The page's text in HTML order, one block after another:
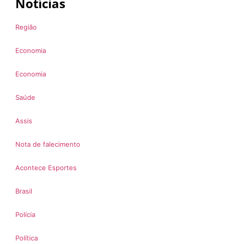
Região
Economia
Economia
Saúde
Assis
Nota de falecimento
Acontece Esportes
Brasil
Polícia
Política